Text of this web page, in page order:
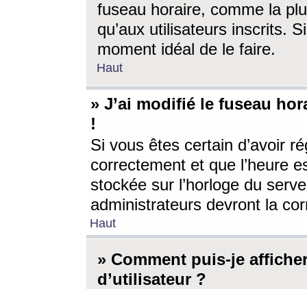
fuseau horaire, comme la
qu’aux utilisateurs inscrits.
moment idéal de le faire.
Haut
» J’ai modifié le fuseau
!
Si vous êtes certain d’avoir
correctement et que l’heure
stockée sur l’horloge du
administrateurs devront la
Haut
» Comment puis-je
d’utilisateur ?